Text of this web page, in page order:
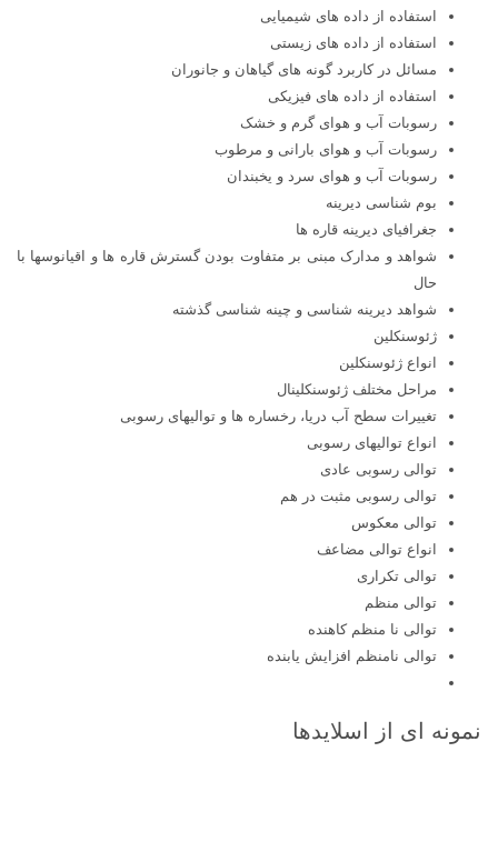
استفاده از داده های شیمیایی
استفاده از داده های زیستی
مسائل در کاربرد گونه های گیاهان و جانوران
استفاده از داده های فیزیکی
رسوبات آب و هوای گرم و خشک
رسوبات آب و هوای بارانی و مرطوب
رسوبات آب و هوای سرد و یخبندان
بوم شناسی دیرینه
جغرافیای دیرینه قاره ها
شواهد و مدارک مبنی بر متفاوت بودن گسترش قاره ها و اقیانوسها با
حال
شواهد دیرینه شناسی و چینه شناسی گذشته
ژئوسنکلین
انواع ژئوسنکلین
مراحل مختلف ژئوسنکلینال
تغییرات سطح آب دریا، رخساره ها و توالیهای رسوبی
انواع توالیهای رسوبی
توالی رسوبی عادی
توالی رسوبی مثبت در هم
توالی معکوس
انواع توالی مضاعف
توالی تکراری
توالی منظم
توالی نا منظم کاهنده
توالی نامنظم افزایش یابنده
نمونه ای از اسلایدها